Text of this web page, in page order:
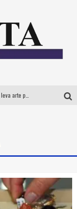
PAIS: BOAS HISTÓRIAS E UM BRINDE PARA CELEBRAR OS MOMENTOS QUE FICAM